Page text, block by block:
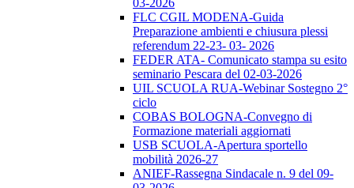
03-2026
FLC CGIL MODENA-Guida
Preparazione ambienti e chiusura plessi
referendum 22-23- 03- 2026
FEDER ATA- Comunicato stampa su esito
seminario Pescara del 02-03-2026
UIL SCUOLA RUA-Webinar Sostegno 2°
ciclo
COBAS BOLOGNA-Convegno di
Formazione materiali aggiornati
USB SCUOLA-Apertura sportello
mobilità 2026-27
ANIEF-Rassegna Sindacale n. 9 del 09-